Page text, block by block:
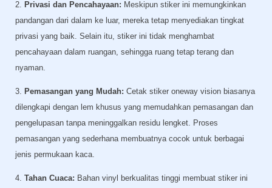
2. Privasi dan Pencahayaan: Meskipun stiker ini memungkinkan
pandangan dari dalam ke luar, mereka tetap menyediakan tingkat
privasi yang baik. Selain itu, stiker ini tidak menghambat
pencahayaan dalam ruangan, sehingga ruang tetap terang dan
nyaman.
3. Pemasangan yang Mudah: Cetak stiker oneway vision biasanya
dilengkapi dengan lem khusus yang memudahkan pemasangan dan
pengelupasan tanpa meninggalkan residu lengket. Proses
pemasangan yang sederhana membuatnya cocok untuk berbagai
jenis permukaan kaca.
4. Tahan Cuaca: Bahan vinyl berkualitas tinggi membuat stiker ini